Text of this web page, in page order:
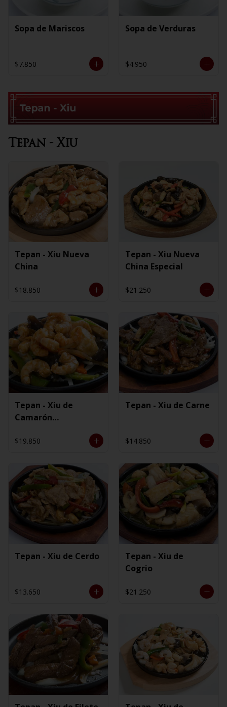
Sopa de Mariscos
$7.850
Sopa de Verduras
$4.950
Tepan - Xiu
Tepan - Xiu Nueva
China
$18.850
Tepan - Xiu Nueva
China Especial
$21.250
Tepan - Xiu de
Camarón
$19.850
Tepan - Xiu de Carne
$14.850
Tepan - Xiu de Cerdo
$13.650
Tepan - Xiu de
Cogrio
$21.250